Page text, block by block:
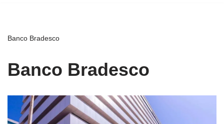
Banco Bradesco
Banco Bradesco